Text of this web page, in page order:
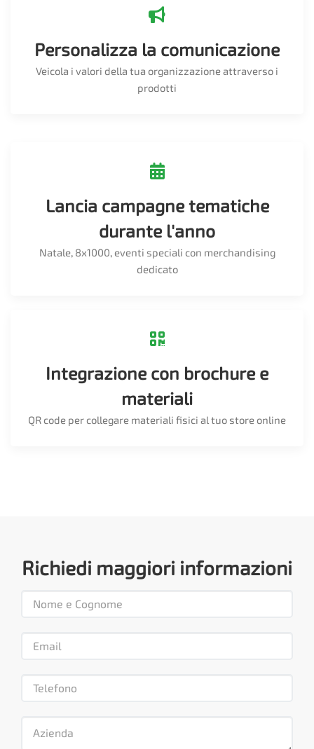
Personalizza la comunicazione
Veicola i valori della tua organizzazione attraverso i
prodotti
Lancia campagne tematiche
durante l'anno
Natale, 8x1000, eventi speciali con merchandising
dedicato
Integrazione con brochure e
materiali
QR code per collegare materiali fisici al tuo store online
Richiedi maggiori informazioni